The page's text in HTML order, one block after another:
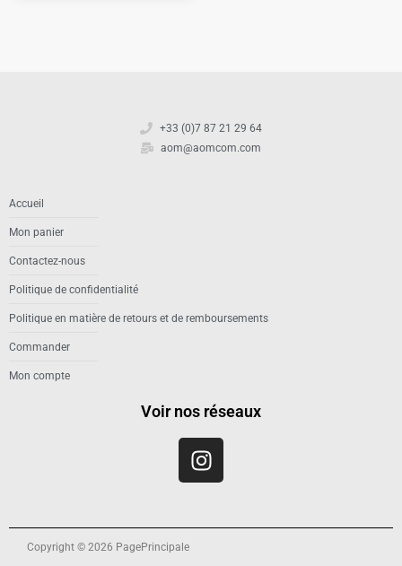
+33 (0)7 87 21 29 64
aom@aomcom.com
Accueil
Mon panier
Contactez-nous
Politique de confidentialité
Politique en matière de retours et de remboursements
Commander
Mon compte
Voir nos réseaux
Copyright © 2026 PagePrincipale